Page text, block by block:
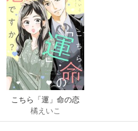
こちら「運」命の恋
ですか？
橘えいこ